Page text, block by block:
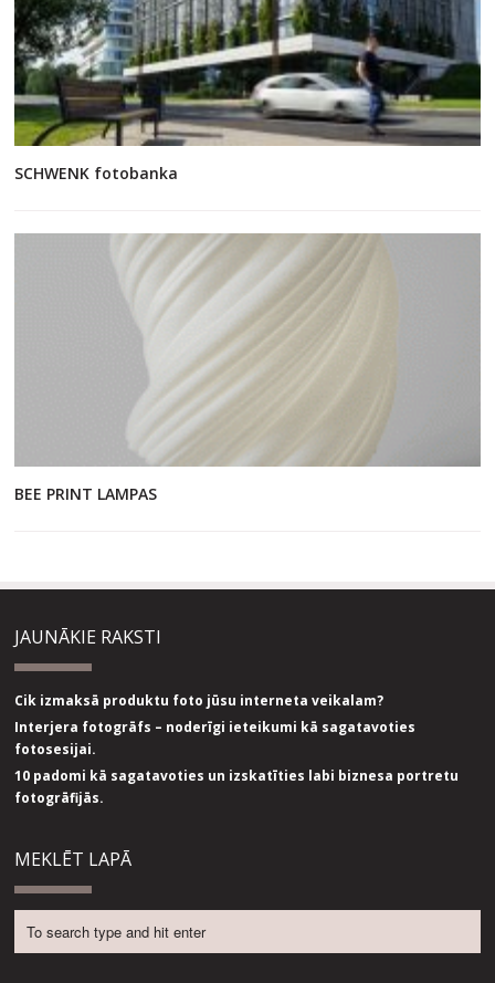
SCHWENK fotobanka
BEE PRINT LAMPAS
JAUNĀKIE RAKSTI
Cik izmaksā produktu foto jūsu interneta veikalam?
Interjera fotogrāfs – noderīgi ieteikumi kā sagatavoties
fotosesijai.
10 padomi kā sagatavoties un izskatīties labi biznesa portretu
fotogrāfijās.
MEKLĒT LAPĀ